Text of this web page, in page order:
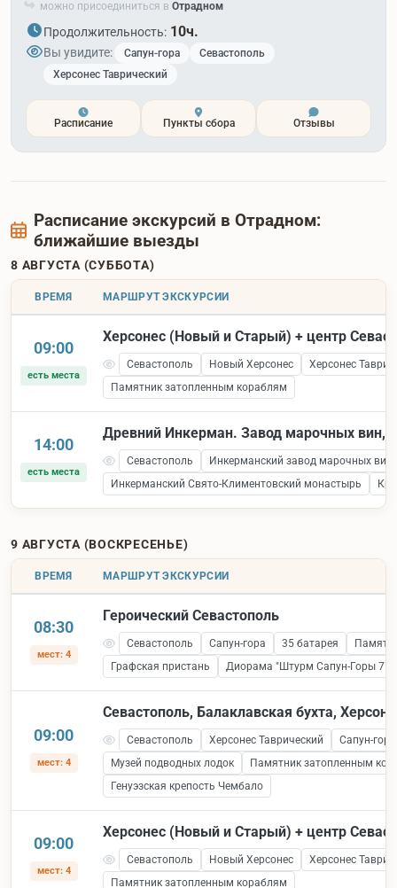
можно присоединиться в Отрадном
Продолжительность: 10ч.
Вы увидите: Сапун-гора
Севастополь
Херсонес Таврический
Расписание Пункты сбора Отзывы
Расписание экскурсий в Отрадном:
ближайшие выезды
8 АВГУСТА (СУББОТА)
ВРЕМЯ МАРШРУТ ЭКСКУРСИИ
09:00
есть места
Херсонес (Новый и Старый) + центр
Севастополь Новый Херсонес
Херсонес
Памятник затопленным кораблям
14:00
есть места
Древний Инкерман. Завод марочных вин,
Севастополь
Инкерманский завод марочных вин
Инкерманский Свято-Климентовский монастырь
9 АВГУСТА (ВОСКРЕСЕНЬЕ)
ВРЕМЯ МАРШРУТ ЭКСКУРСИИ
08:30
мест: 4
Героический Севастополь
Севастополь Сапун-гора 35 батарея
Графская пристань
Диорама "Штурм Сапун-Горы 7
09:00
мест: 4
Севастополь, Балаклавская бухта,
Севастополь Херсонес Таврический
Сапун-гора
Музей подводных лодок
Памятник затопленным
Генуэзская крепость Чембало
09:00
мест: 4
Херсонес (Новый и Старый) + центр
Севастополь Новый Херсонес
Херсонес
Памятник затопленным кораблям